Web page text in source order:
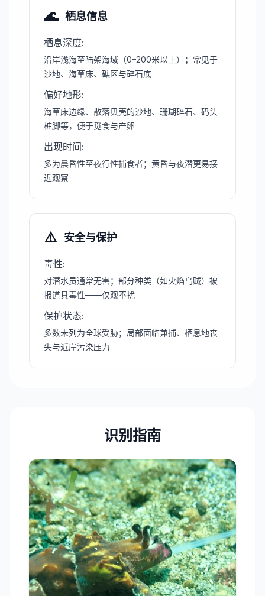
🌊 栖息信息
栖息深度:
沿岸浅海至陆架海域（0–200米以上）；常见于
沙地、海草床、礁区与碎石底
偏好地形:
海草床边缘、散落贝壳的沙地、珊瑚碎石、码头
桩脚等，便于觅食与产卵
出现时间:
多为晨昏性至夜行性捕食者；黄昏与夜潜更易接
近观察
⚠️ 安全与保护
毒性:
对潜水员通常无害；部分种类（如火焰乌贼）被
报道具毒性——仅观不扰
保护状态:
多数未列为全球受胁；局部面临兼捕、栖息地丧
失与近岸污染压力
识别指南